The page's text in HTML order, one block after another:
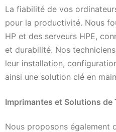
La fiabilité de vos
pour la productivité. Nous
HP et des serveurs HPE,
et durabilité. Nos
leur installation,
ainsi une solution clé en
Imprimantes et Solutions de
Nous proposons également